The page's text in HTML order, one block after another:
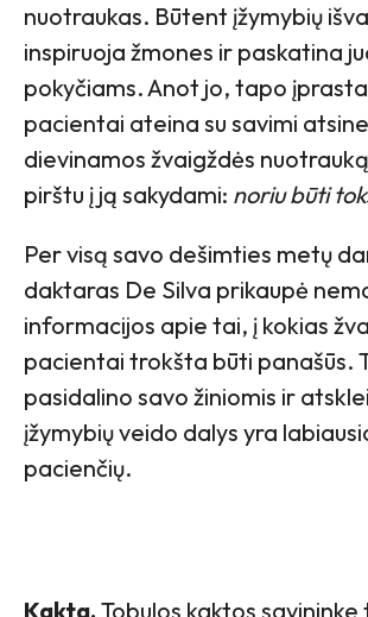
nuotraukas. Būtent įžymybių
inspiruoja žmones ir paskatina
pokyčiams. Anot jo, tapo
pacientai ateina su savimi
dievinamos žvaigždės
pirštu į ją sakydami: noriu būti
Per visą savo dešimties metų
daktaras De Silva prikaupė
informacijos apie tai, į kokias
pacientai trokšta būti panašūs.
pasidalino savo žiniomis ir
įžymybių veido dalys yra
pacienčių.
Kakta. Tobulos kaktos